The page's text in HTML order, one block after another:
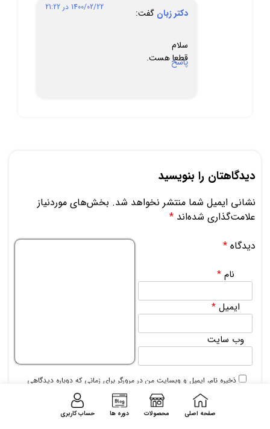
دکتر زبان گفت: 1400/02/22 در 21:22
سلام
قطعا هست.
پاسخ
دیدگاهتان را بنویسید
نشانی ایمیل شما منتشر نخواهد شد. بخش‌های موردنیاز
علامت‌گذاری شده‌اند *
دیدگاه *
نام*
ایمیل*
وب‌ سایت
ذخیره نام، ایمیل و وبسایت من در مرورگر برای زمانی که دوباره دیدگاهی
صفحه اصلی محصولات دوره ها حساب کاربری